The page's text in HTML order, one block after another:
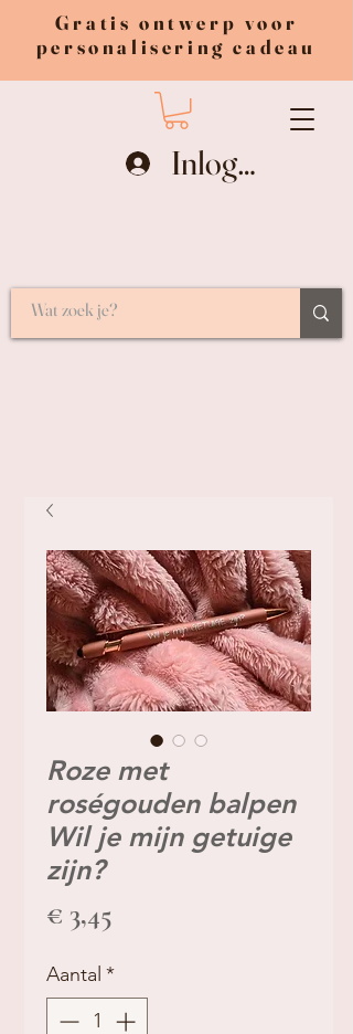
Gratis ontwerp voor
personalisering cadeau
Inloggen
Roze met
roségouden balpen
Wil je mijn getuige
zijn?
€ 3,45
Aantal *